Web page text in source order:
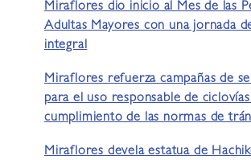
Miraflores dio inicio al Mes de las
Adultas Mayores con una jornada
integral
Miraflores refuerza campañas de
para el uso responsable de
cumplimiento de las normas de
Miraflores devela estatua de